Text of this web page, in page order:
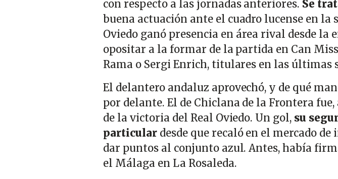
con respecto a las jornadas anteriores. Se
buena actuación ante el cuadro lucense en la
Oviedo ganó presencia en área rival desde la
opositar a la formar de la partida en Can
Rama o Sergi Enrich, titulares en las últimas
El delantero andaluz aprovechó, y de qué
por delante. El de Chiclana de la Frontera
de la victoria del Real Oviedo. Un gol, su
particulardesde que recaló en el mercado
dar puntos al conjunto azul. Antes, había
el Málaga en La Rosaleda.